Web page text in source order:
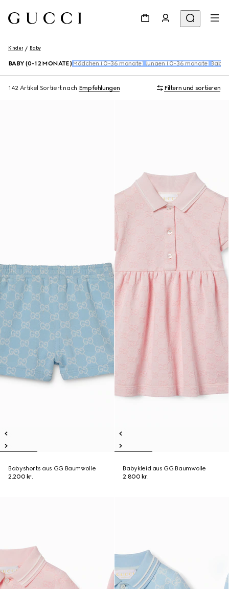
Kinder Baby
BABY (0-12 MONATE) Mädchen (0-36 monate) Jungen (0-36 monate) Baby
142 Artikel Sortiert nach Empfehlungen Filtern und sortieren
Babyshorts aus GG Baumwolle
2.200 kr.
Babykleid aus GG Baumwolle
2.800 kr.